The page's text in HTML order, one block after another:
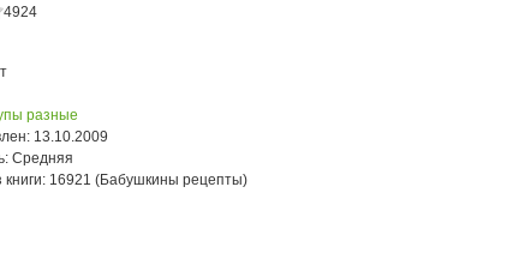
4924
разные
13.10.2009
Средняя
книги: 16921 (Бабушкины рецепты)